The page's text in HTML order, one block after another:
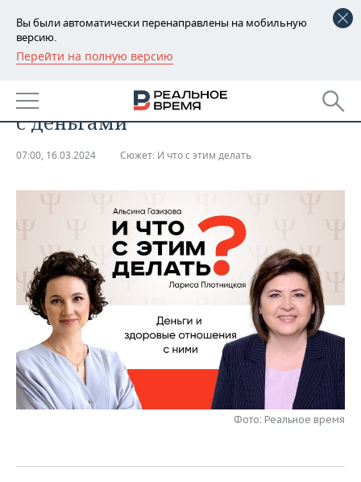
Вы были автоматически перенаправлены на мобильную
версию.
Перейти на полную версию
РЕГИОНЫ
БАШКОРТОСТАН
ТАТАРСТАН
НОВОСТИ
АНАЛИТИКА
ДЕКЛАРАЦИИ О ДОХОДАХ
КОРОЛИ ГОСЗАКАЗА ПФО
ВУЗЫ ТАТАРСТАНА
КОМУ ПРИНАДЛЕЖАТ
ТОРГОВЫЕ ЦЕНТРЫ
ТАТАРСТАНА
НОВОСТИ ЭКОНОМИКИ
ФИНАНСЫ
БАНКИ
БЮДЖЕТ
ИНВЕСТИЦИИ
ПРОМЫШЛЕННОСТЬ
НОВОСТИ
ПРОМЫШЛЕННОСТИ
АГРОПРОМ
МАШИНОСТРОЕНИЕ
НЕФТЕХИМИЯ
НЕФТЬ
НЕДВИЖИМОСТЬ
НОВОСТИ НЕДВИЖИМОСТИ
АВТО
НОВОСТИ АВТО
БИЗНЕС
НОВОСТИ БИЗНЕСА
РОЗНИЧНАЯ ТОРГОВЛЯ
УСЛУГИ
ТЕХНОЛОГИИ
НОВОСТИ ТЕХНОЛОГИЙ
МЕДИА
МЕРОПРИЯТИЯ
ВЫЕЗДНАЯ РЕДАКЦИЯ
НОВОСТИ СПОРТА
ОБЩЕСТВО
И что с этим делать: отношения
с деньгами
07:00, 16.03.2024 Сюжет: И что с этим делать
Фото: Реальное время